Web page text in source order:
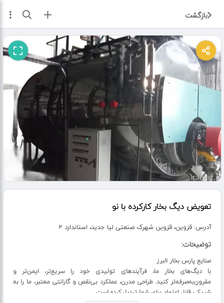
بازگشت ثبت آگهی
تعویض دیگ بخار کارکرده با نو
آدرس: قزوین، قزوین شهرک صنعتی لیا جدید، استاندارد ۲
توضیحات:
صنایع پارس بخار البرز
با دیگ‌های بخار ما، فرآیندهای تولیدی خود را سریع‌تر، ایمن‌تر و
مقرون‌به‌صرفه‌تر کنید. طراحی مدرن، عملکرد بی‌نقص و گارانتی معتبر، ما را به
شریکی قابل اعتماد برای شما تبدیل کرده است.